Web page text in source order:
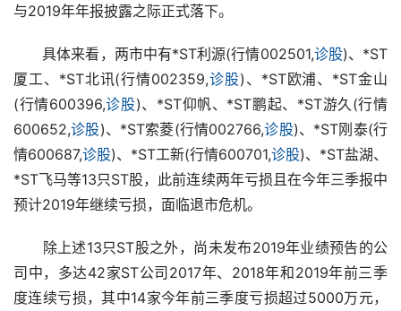
与2019年年报披露之际正式落下。
具体来看，两市中有*ST利源(行情002501,诊股)、*ST
厦工、*ST北讯(行情002359,诊股)、*ST欧浦、*ST金山
(行情600396,诊股)、*ST仰帆、*ST鹏起、*ST游久(行情
600652,诊股)、*ST索菱(行情002766,诊股)、*ST刚泰(行
情600687,诊股)、*ST工新(行情600701,诊股)、*ST盐湖、
*ST飞马等13只ST股，此前连续两年亏损且在今年三季报中
预计2019年继续亏损，面临退市危机。
除上述13只ST股之外，尚未发布2019年业绩预告的公
司中，多达42家ST公司2017年、2018年和2019年前三季
度连续亏损，其中14家今年前三季度亏损超过5000万元，